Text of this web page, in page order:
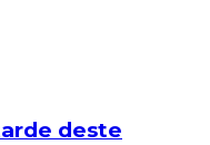
deste